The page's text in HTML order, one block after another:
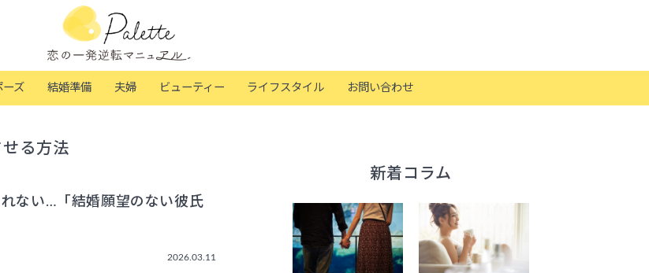
ズ 結婚準備 夫婦 ビューティー ライフスタイル お問い合わせ
る方法
ない…「結婚願望のない彼氏
2026.03.11
新着コラム